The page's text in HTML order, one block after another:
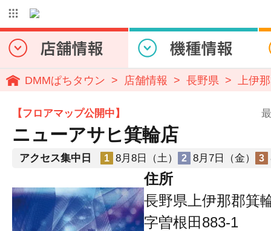
DMMぱちタウン 店舗情報 長野県 上伊
【フロアマップ公開中】
ニューアサヒ箕輪店
アクセス集中日 1 8月8日（土） 2 8月7日（金） 3
住所
長野県上伊那郡箕
字曽根田883-1